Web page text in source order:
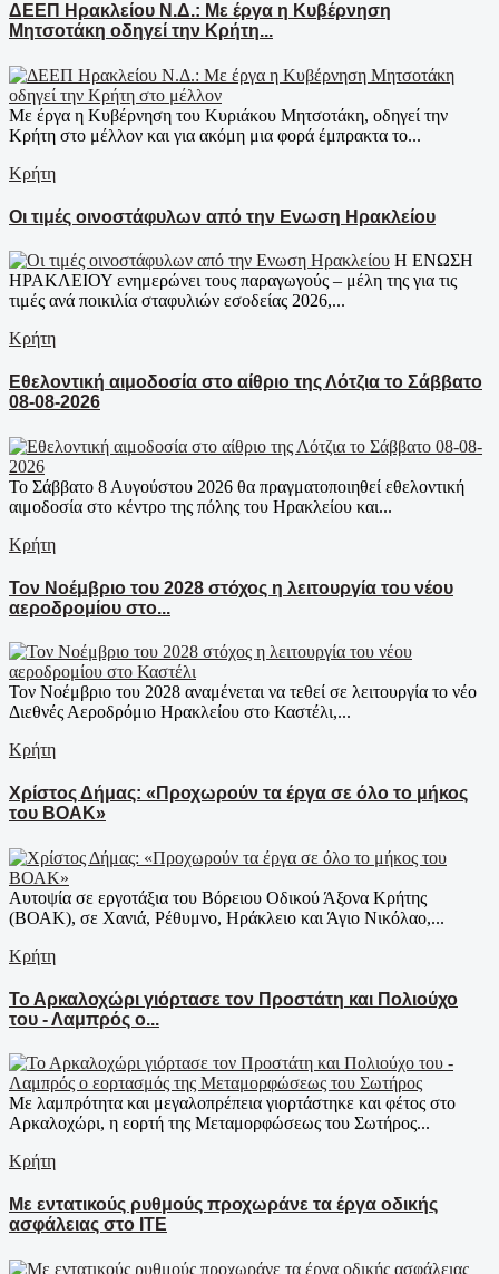
ΔΕΕΠ Ηρακλείου Ν.Δ.: Με έργα η Κυβέρνηση
Μητσοτάκη οδηγεί την Κρήτη...
Με έργα η Κυβέρνηση του Κυριάκου Μητσοτάκη, οδηγεί την
Κρήτη στο μέλλον και για ακόμη μια φορά έμπρακτα το...
Κρήτη
Οι τιμές οινοστάφυλων από την Ενωση Ηρακλείου
Η ΕΝΩΣΗ
ΗΡΑΚΛΕΙΟΥ ενημερώνει τους παραγωγούς – μέλη της για τις
τιμές ανά ποικιλία σταφυλιών εσοδείας 2026,...
Κρήτη
Εθελοντική αιμοδοσία στο αίθριο της Λότζια το Σάββατο
08-08-2026
Το Σάββατο 8 Αυγούστου 2026 θα πραγματοποιηθεί εθελοντική
αιμοδοσία στο κέντρο της πόλης του Ηρακλείου και...
Κρήτη
Τον Νοέμβριο του 2028 στόχος η λειτουργία του νέου
αεροδρομίου στο...
Τον Νοέμβριο του 2028 αναμένεται να τεθεί σε λειτουργία το νέο
Διεθνές Αεροδρόμιο Ηρακλείου στο Καστέλι,...
Κρήτη
Χρίστος Δήμας: «Προχωρούν τα έργα σε όλο το μήκος
του ΒΟΑΚ»
Αυτοψία σε εργοτάξια του Βόρειου Οδικού Άξονα Κρήτης
(ΒΟΑΚ), σε Χανιά, Ρέθυμνο, Ηράκλειο και Άγιο Νικόλαο,...
Κρήτη
Το Αρκαλοχώρι γιόρτασε τον Προστάτη και Πολιούχο
του - Λαμπρός ο...
Με λαμπρότητα και μεγαλοπρέπεια γιορτάστηκε και φέτος στο
Αρκαλοχώρι, η εορτή της Μεταμορφώσεως του Σωτήρος...
Κρήτη
Με εντατικούς ρυθμούς προχωράνε τα έργα οδικής
ασφάλειας στο ΙΤΕ